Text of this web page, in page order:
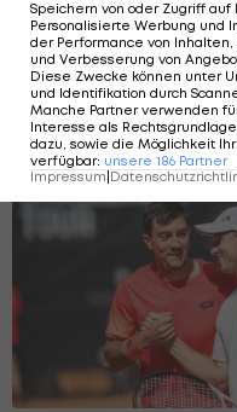
Turnier des Jahres.
Jährige vorerst in
Diese 21
100 des ATP-
Speichern von oder Zugriff
Personalisierte Werbung und
der Performance von
und Verbesserung von
Diese Zwecke können unter
und Identifikation durch
Manche Partner verwenden
Interesse als
dazu, sowie die Möglichkeit
verfügbar: unsere 186 Partner
Impressum|